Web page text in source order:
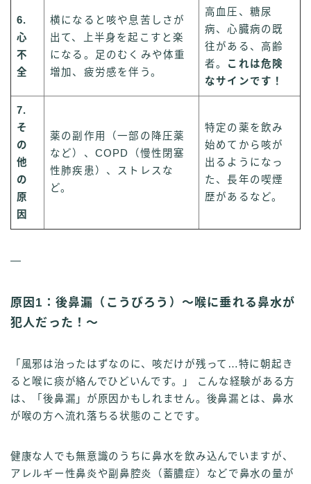
6.
心
不
全
横になると咳や息苦しさが
出て、上半身を起こすと楽
になる。足のむくみや体重
増加、疲労感を伴う。
高血圧、糖尿
病、心臓病の既
往がある、高齢
者。 これは危険
なサインです！
7.
そ
の
他
の
原
因
薬の副作用（一部の降圧薬
など）、COPD（慢性閉塞
性肺疾患）、ストレスな
ど。
特定の薬を飲み
始めてから咳が
出るようになっ
た、長年の喫煙
歴があるなど。
—
原因1：後鼻漏（こうびろう）〜喉に垂れる鼻水が
犯人だった！〜
「風邪は治ったはずなのに、咳だけが残って…特に朝起き
ると喉に痰が絡んでひどいんです。」 こんな経験がある方
は、「後鼻漏」が原因かもしれません。後鼻漏とは、鼻水
が喉の方へ流れ落ちる状態のことです。
健康な人でも無意識のうちに鼻水を飲み込んでいますが、
アレルギー性鼻炎や副鼻腔炎（蓄膿症）などで鼻水の量が